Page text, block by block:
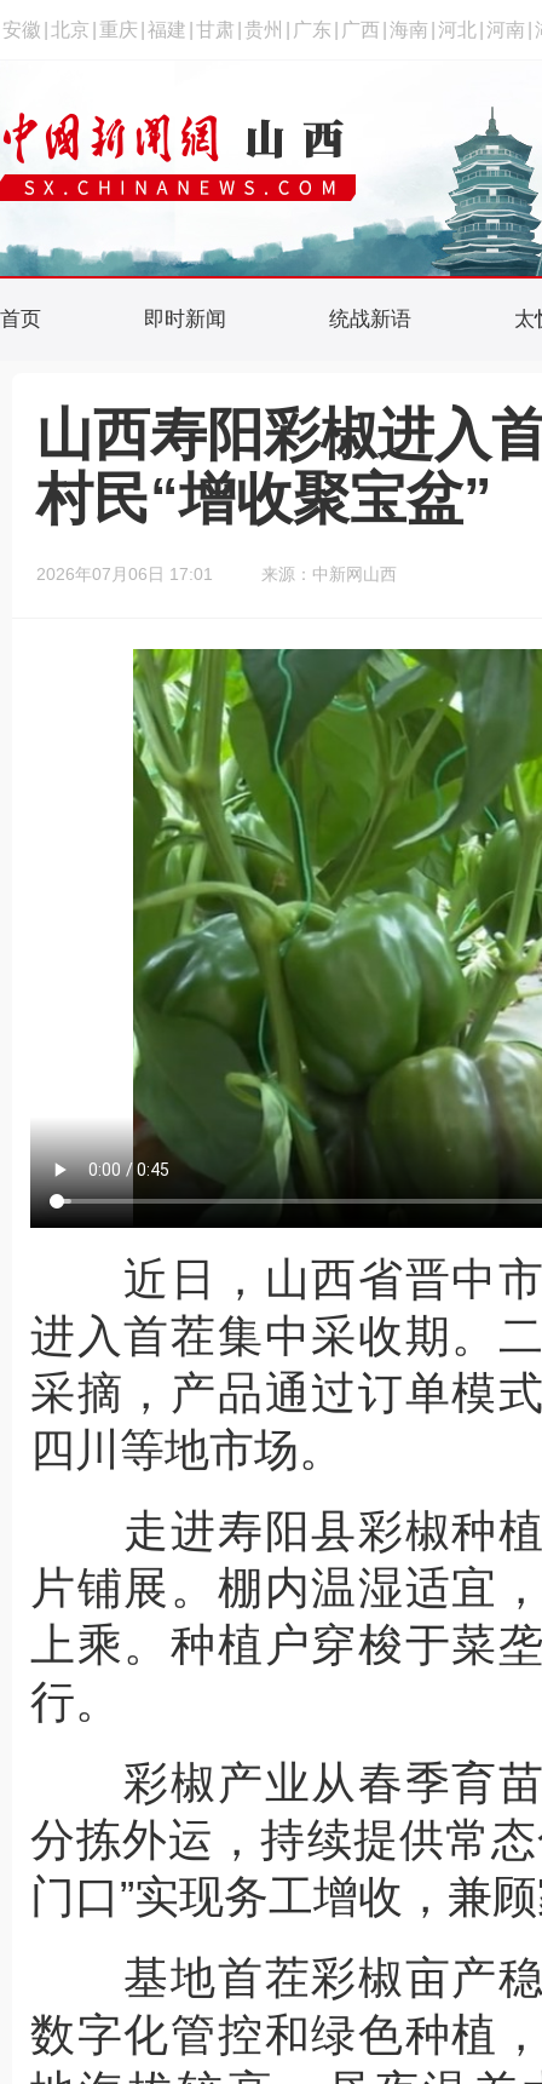
安徽 北京 重庆 福建 甘肃 贵州 广东 广西 海南 河北 河南
首页 即时新闻 统战新语 太
山西寿阳彩椒进入
村民“增收聚宝盆”
2026年07月06日 17:01 来源：中新网山西
近日，山西省晋中市
进入首茬集中采收期。
采摘，产品通过订单模
四川等地市场。
走进寿阳县彩椒种植
片铺展。棚内温湿适宜
上乘。种植户穿梭于菜
行。
彩椒产业从春季育苗
分拣外运，持续提供常
门口”实现务工增收，兼
基地首茬彩椒亩产稳
数字化管控和绿色种植